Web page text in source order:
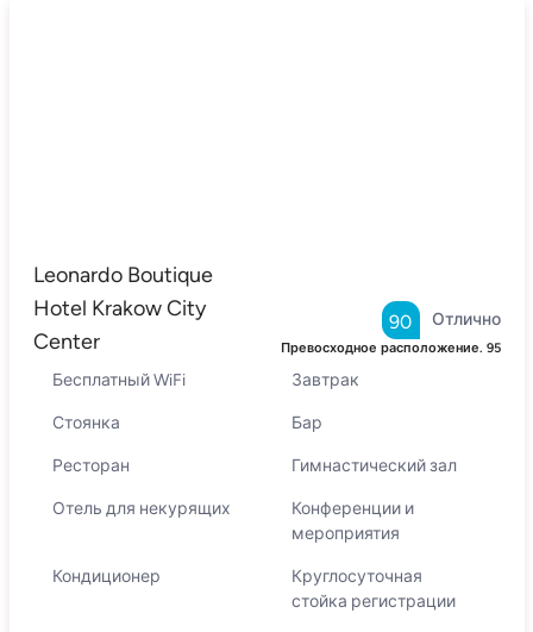
Leonardo Boutique
Hotel Krakow City
Center
Отлично
90
Превосходное расположение. 95
Бесплатный WiFi Завтрак
Стоянка Бар
Ресторан Гимнастический зал
Отель для некурящих
Конференции и
мероприятия
Кондиционер
Круглосуточная
стойка регистрации